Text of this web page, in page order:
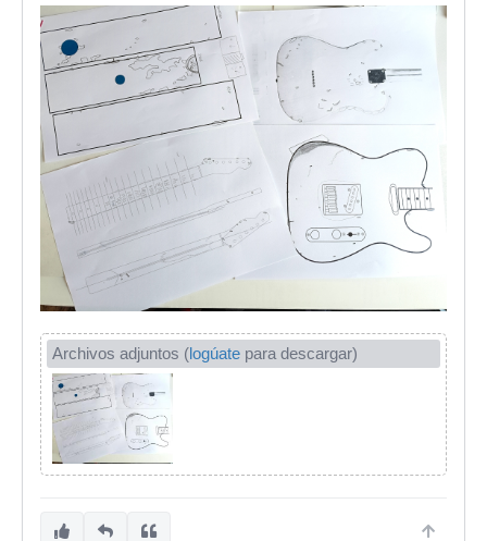
Archivos adjuntos (logúate para descargar)